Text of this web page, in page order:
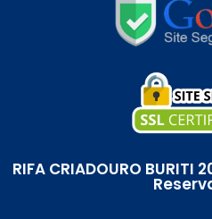
RIFA CRIADOURO